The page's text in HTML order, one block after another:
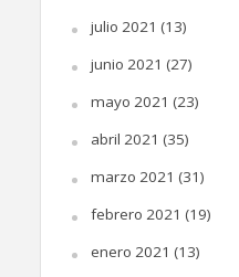
julio 2021 (13)
junio 2021 (27)
mayo 2021 (23)
abril 2021 (35)
marzo 2021 (31)
febrero 2021 (19)
enero 2021 (13)